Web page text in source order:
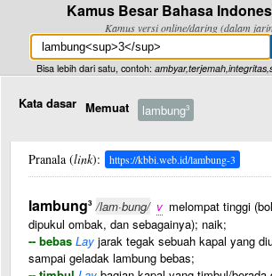
Kamus Besar Bahasa
Kamus versi online/daring (dalam
Bisa lebih dari satu, contoh:
Kata dasar Memuat lambung3
Pranala (link): https://kbbi.web.id/lambung-3
lambung3 /lam·bung/ v melompat tinggi
dipukul ombak, dan sebagainya); naik;
-- bebas Lay jarak tegak sebuah kapal yang
sampai geladak lambung bebas;